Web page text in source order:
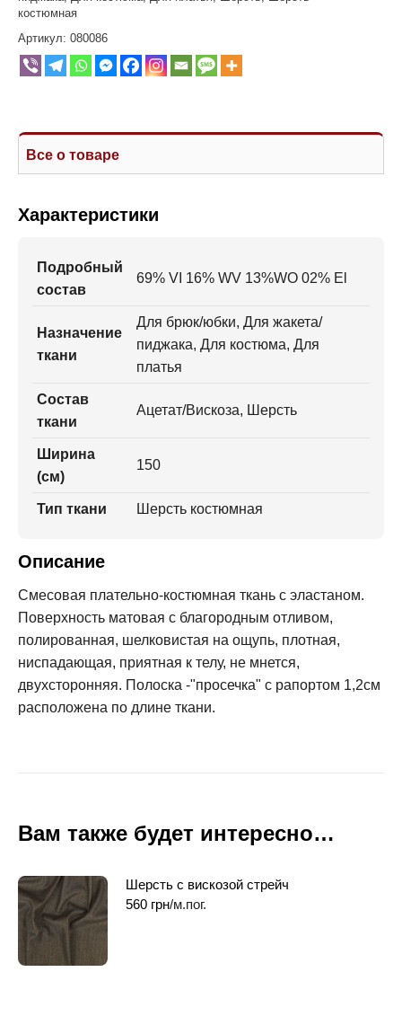
костюмная
Артикул: 080086
Все о товаре
Характеристики
Подробный
состав
69% VI 16% WV 13%WO 02% El
Назначение
ткани
Для брюк/юбки, Для жакета/
пиджака, Для костюма, Для
платья
Состав
ткани
Ацетат/Вискоза, Шерсть
Ширина
(см)
150
Тип ткани Шерсть костюмная
Описание
Смесовая плательно-костюмная ткань с эластаном.
Поверхность матовая с благородным отливом,
полированная, шелковистая на ощупь, плотная,
ниспадающая, приятная к телу, не мнется,
двухсторонняя. Полоска -"просечка" с рапортом 1,2см
расположена по длине ткани.
Вам также будет интересно…
Шерсть с вискозой стрейч
560 грн/м.пог.